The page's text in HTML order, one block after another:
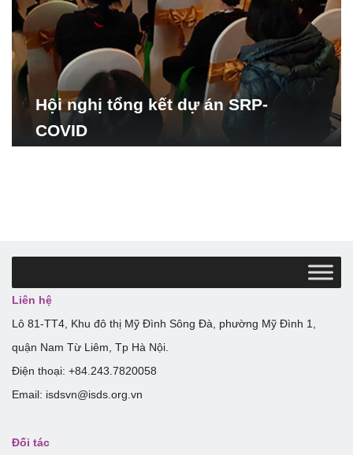
Hội nghị tổng kết dự án SRP-
COVID
Liên hệ
Lô 81-TT4, Khu đô thị Mỹ Đình Sông Đà, phường Mỹ Đình 1,
quận Nam Từ Liêm, Tp Hà Nội.
Điện thoại: +84.243.7820058
Email: isdsvn@isds.org.vn
Đối tác